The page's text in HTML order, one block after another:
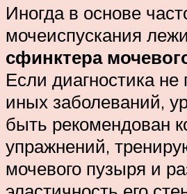
Иногда в основе
мочеиспускания
сфинктера
Если диагностика не
иных заболеваний,
быть рекомендован
упражнений,
мочевого пузыря и